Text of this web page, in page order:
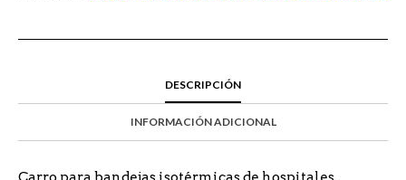
DESCRIPCIÓN
INFORMACIÓN ADICIONAL